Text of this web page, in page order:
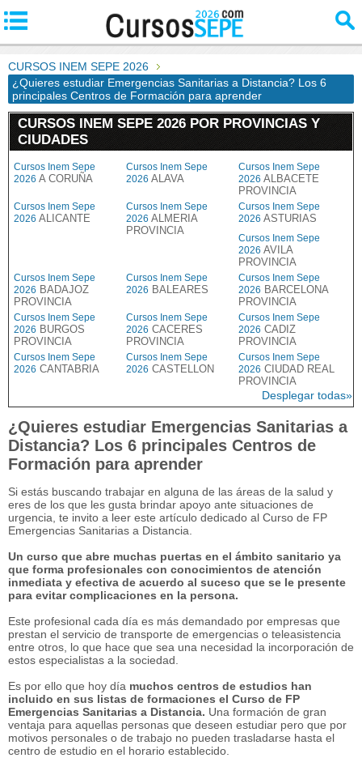
CURSOS INEM SEPE 2026
¿Quieres estudiar Emergencias Sanitarias a Distancia? Los 6
principales Centros de Formación para aprender
CURSOS INEM SEPE 2026 POR PROVINCIAS Y
CIUDADES
Cursos Inem Sepe
2026 A CORUÑA
Cursos Inem Sepe
2026 ALAVA
Cursos Inem Sepe
2026 ALBACETE
PROVINCIA
Cursos Inem Sepe
2026 ALICANTE
Cursos Inem Sepe
2026 ALMERIA
PROVINCIA
Cursos Inem Sepe
2026 ASTURIAS
Cursos Inem Sepe
2026 AVILA
PROVINCIA
Cursos Inem Sepe
2026 BADAJOZ
PROVINCIA
Cursos Inem Sepe
2026 BALEARES
Cursos Inem Sepe
2026 BARCELONA
PROVINCIA
Cursos Inem Sepe
2026 BURGOS
PROVINCIA
Cursos Inem Sepe
2026 CACERES
PROVINCIA
Cursos Inem Sepe
2026 CADIZ
PROVINCIA
Cursos Inem Sepe
2026 CANTABRIA
Cursos Inem Sepe
2026 CASTELLON
Cursos Inem Sepe
2026 CIUDAD REAL
PROVINCIA
Desplegar todas»
¿Quieres estudiar Emergencias Sanitarias a
Distancia? Los 6 principales Centros de
Formación para aprender
Si estás buscando trabajar en alguna de las áreas de la salud y
eres de los que les gusta brindar apoyo ante situaciones de
urgencia, te invito a leer este artículo dedicado al Curso de FP
Emergencias Sanitarias a Distancia.
Un curso que abre muchas puertas en el ámbito sanitario ya
que forma profesionales con conocimientos de atención
inmediata y efectiva de acuerdo al suceso que se le presente
para evitar complicaciones en la persona.
Este profesional cada día es más demandado por empresas que
prestan el servicio de transporte de emergencias o teleasistencia
entre otros, lo que hace que sea una necesidad la incorporación de
estos especialistas a la sociedad.
Es por ello que hoy día muchos centros de estudios han
incluido en sus listas de formaciones el Curso de FP
Emergencias Sanitarias a Distancia. Una formación de gran
ventaja para aquellas personas que deseen estudiar pero que por
motivos personales o de trabajo no pueden trasladarse hasta el
centro de estudio en el horario establecido.